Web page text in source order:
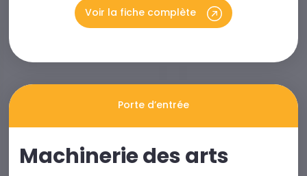
Voir la fiche complète
Porte d’entrée
Machinerie des arts